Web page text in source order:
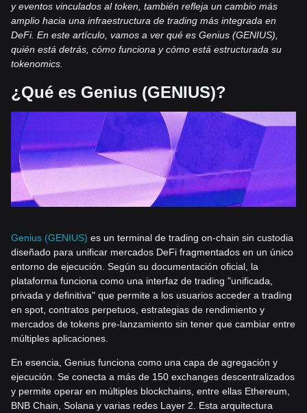
y eventos vinculados al token, también refleja un cambio más
amplio hacia una infraestructura de trading más integrada en
DeFi. En este artículo, vamos a ver qué es Genius (GENIUS),
quién está detrás, cómo funciona y cómo está estructurada su
tokenomics.
¿Qué es Genius (GENIUS)?
Genius (GENIUS) es un terminal de trading on-chain sin custodia
diseñado para unificar mercados DeFi fragmentados en un único
entorno de ejecución. Según su documentación oficial, la
plataforma funciona como una interfaz de trading "unificada,
privada y definitiva" que permite a los usuarios acceder a trading
en spot, contratos perpetuos, estrategias de rendimiento y
mercados de tokens pre-lanzamiento sin tener que cambiar entre
múltiples aplicaciones.
En esencia, Genius funciona como una capa de agregación y
ejecución. Se conecta a más de 150 exchanges descentralizados
y permite operar en múltiples blockchains, entre ellas Ethereum,
BNB Chain, Solana y varias redes Layer 2. Esta arquitectura